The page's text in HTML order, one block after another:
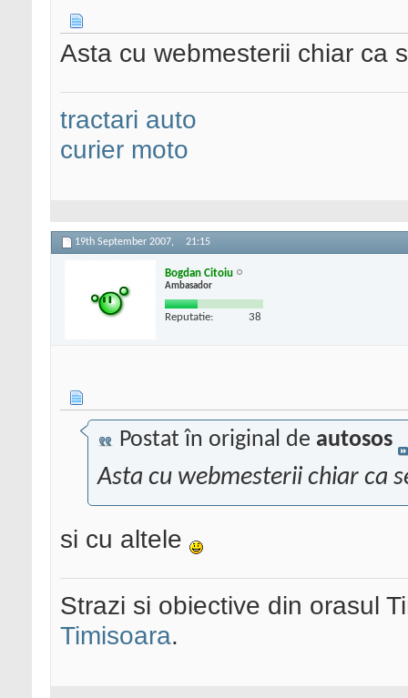
Asta cu webmesterii chiar ca
tractari auto
curier moto
19th September 2007, 21:15
Bogdan Citoiu
Ambasador
Reputatie: 38
Postat în original de autosos
Asta cu webmesterii chiar ca
si cu altele
Strazi si obiective din orasul
Timisoara.